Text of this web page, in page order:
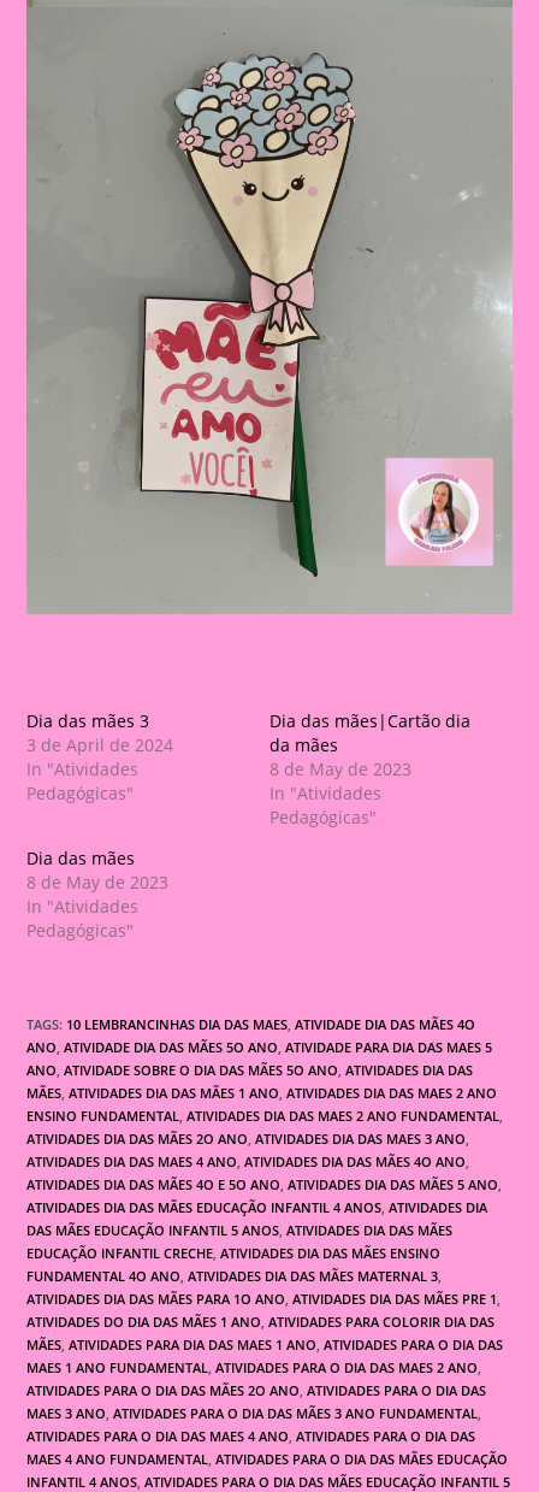
Dia das mães 3
3 de April de 2024
In "Atividades
Pedagógicas"
Dia das mães|Cartão dia
da mães
8 de May de 2023
In "Atividades
Pedagógicas"
Dia das mães
8 de May de 2023
In "Atividades
Pedagógicas"
TAGS: 10 LEMBRANCINHAS DIA DAS MAES, ATIVIDADE DIA DAS MÃES 4O
ANO, ATIVIDADE DIA DAS MÃES 5O ANO, ATIVIDADE PARA DIA DAS MAES 5
ANO, ATIVIDADE SOBRE O DIA DAS MÃES 5O ANO, ATIVIDADES DIA DAS
MÃES, ATIVIDADES DIA DAS MÃES 1 ANO, ATIVIDADES DIA DAS MAES 2 ANO
ENSINO FUNDAMENTAL, ATIVIDADES DIA DAS MAES 2 ANO FUNDAMENTAL,
ATIVIDADES DIA DAS MÃES 2O ANO, ATIVIDADES DIA DAS MAES 3 ANO,
ATIVIDADES DIA DAS MAES 4 ANO, ATIVIDADES DIA DAS MÃES 4O ANO,
ATIVIDADES DIA DAS MÃES 4O E 5O ANO, ATIVIDADES DIA DAS MÃES 5 ANO,
ATIVIDADES DIA DAS MÃES EDUCAÇÃO INFANTIL 4 ANOS, ATIVIDADES DIA
DAS MÃES EDUCAÇÃO INFANTIL 5 ANOS, ATIVIDADES DIA DAS MÃES
EDUCAÇÃO INFANTIL CRECHE, ATIVIDADES DIA DAS MÃES ENSINO
FUNDAMENTAL 4O ANO, ATIVIDADES DIA DAS MÃES MATERNAL 3,
ATIVIDADES DIA DAS MÃES PARA 1O ANO, ATIVIDADES DIA DAS MÃES PRE 1,
ATIVIDADES DO DIA DAS MÃES 1 ANO, ATIVIDADES PARA COLORIR DIA DAS
MÃES, ATIVIDADES PARA DIA DAS MAES 1 ANO, ATIVIDADES PARA O DIA DAS
MAES 1 ANO FUNDAMENTAL, ATIVIDADES PARA O DIA DAS MAES 2 ANO,
ATIVIDADES PARA O DIA DAS MÃES 2O ANO, ATIVIDADES PARA O DIA DAS
MAES 3 ANO, ATIVIDADES PARA O DIA DAS MÃES 3 ANO FUNDAMENTAL,
ATIVIDADES PARA O DIA DAS MAES 4 ANO, ATIVIDADES PARA O DIA DAS
MAES 4 ANO FUNDAMENTAL, ATIVIDADES PARA O DIA DAS MÃES EDUCAÇÃO
INFANTIL 4 ANOS, ATIVIDADES PARA O DIA DAS MÃES EDUCAÇÃO INFANTIL 5